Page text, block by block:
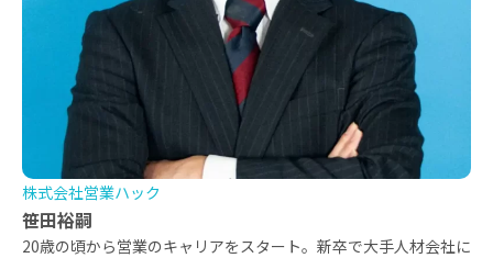
株式会社営業ハック
笹田裕嗣
20歳の頃から営業のキャリアをスタート。新卒で大手人材会社に